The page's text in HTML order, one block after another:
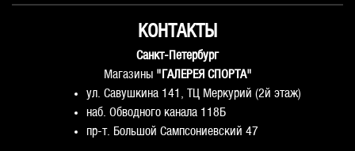
КОНТАКТЫ
Санкт-Петербург
Магазины "ГАЛЕРЕЯ СПОРТА"
ул. Савушкина 141, ТЦ Меркурий (2й этаж)
наб. Обводного канала 118Б
пр-т. Большой Сампсониевский 47